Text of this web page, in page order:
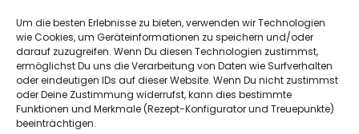
Um die besten Erlebnisse zu bieten, verwenden wir Technologien
wie Cookies, um Geräteinformationen zu speichern und/oder
darauf zuzugreifen. Wenn Du diesen Technologien zustimmst,
ermöglichst Du uns die Verarbeitung von Daten wie Surfverhalten
oder eindeutigen IDs auf dieser Website. Wenn Du nicht zustimmst
oder Deine Zustimmung widerrufst, kann dies bestimmte
Funktionen und Merkmale (Rezept-Konfigurator und Treuepunkte)
beeinträchtigen.
kein pharmazeutisches Angebot dar, sondern dient
lediglich der komfortablen Zahlungsabwicklung. Die
Nutzung ist freiwillig und hat keinerlei Einfluss auf die
ärztliche Therapieentscheidung oder die Wahl der
verschriebenen Medikation. Apotheken sind rechtlich
unabhängig und unterliegen den gesetzlichen
Vorgaben zur Arzneimittelabgabe.